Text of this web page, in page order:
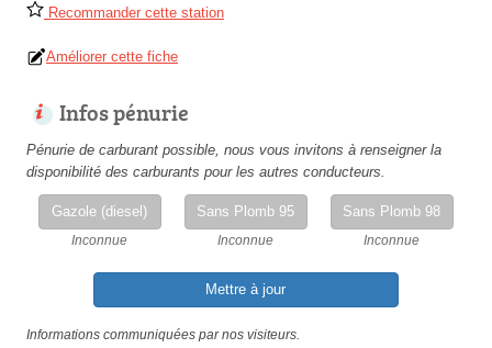
Recommander cette station
Améliorer cette fiche
Infos pénurie
Pénurie de carburant possible, nous vous invitons à renseigner la
disponibilité des carburants pour les autres conducteurs.
Gazole (diesel)
Inconnue
Sans Plomb 95
Inconnue
Sans Plomb 98
Inconnue
Mettre à jour
Informations communiquées par nos visiteurs.